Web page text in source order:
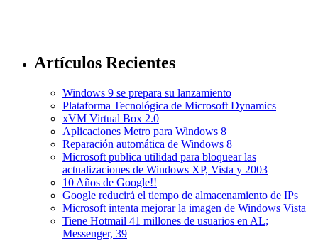
Artículos Recientes
Windows 9 se prepara su lanzamiento
Plataforma Tecnológica de Microsoft Dynamics
xVM Virtual Box 2.0
Aplicaciones Metro para Windows 8
Reparación automática de Windows 8
Microsoft publica utilidad para bloquear las
actualizaciones de Windows XP, Vista y 2003
10 Años de Google!!
Google reducirá el tiempo de almacenamiento de IPs
Microsoft intenta mejorar la imagen de Windows Vista
Tiene Hotmail 41 millones de usuarios en AL;
Messenger, 39